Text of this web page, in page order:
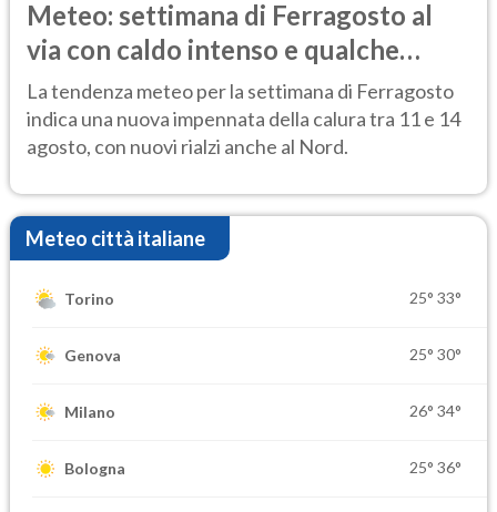
Meteo: settimana di Ferragosto al
via con caldo intenso e qualche
temporale
La tendenza meteo per la settimana di Ferragosto
indica una nuova impennata della calura tra 11 e 14
agosto, con nuovi rialzi anche al Nord.
Meteo città italiane
Torino 25° 33°
Genova 25° 30°
Milano 26° 34°
Bologna 25° 36°